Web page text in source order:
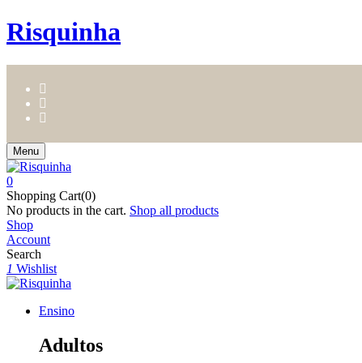
Risquinha
Menu
0
Shopping Cart(0)
No products in the cart. Shop all products
Shop
Account
Search
1 Wishlist
Ensino
Adultos